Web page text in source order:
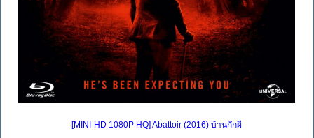
[MINI-HD 1080P HQ] Abattoir (2016) บ้านกักผี